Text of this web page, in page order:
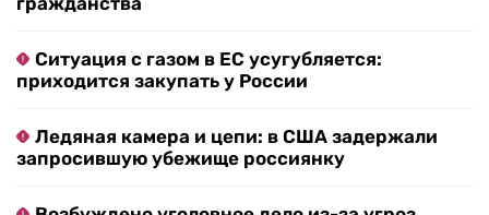
Ситуация с газом в ЕС усугубляется:
приходится закупать у России
Ледяная камера и цепи: в США задержали
запросившую убежище россиянку